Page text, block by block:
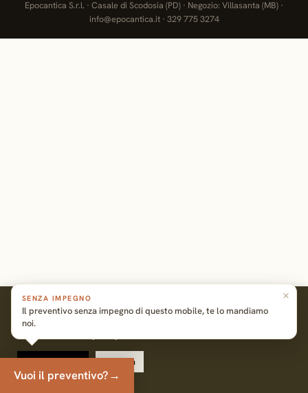
Epocantica S.r.l. · Casale di Scodosia (PD) · Negozio: Villasanta (MB) ·
info@epocantica.it · 329 775 3274
In questo sito utilizziamo cookie per rendere la tua
esperienza migliore possibile. Per maggiori informazioni
Cookie Policy Accetta
×
SENZA IMPEGNO
Il preventivo senza impegno di questo mobile, te lo mandiamo
noi.
Vuoi il preventivo?